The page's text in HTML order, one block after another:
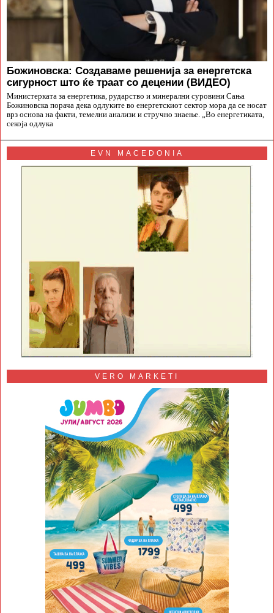
Божиновска: Создаваме решенија за енергетска
сигурност што ќе траат со децении (ВИДЕО)
Министерката за енергетика, рударство и минерални суровини Сања
Божиновска порача дека одлуките во енергетскиот сектор мора да се носат
врз основа на факти, темелни анализи и стручно знаење. „Во енергетиката,
секоја одлука
EVN MACEDONIA
VERO MARKETI